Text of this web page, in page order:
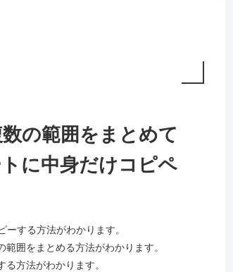
数の範囲をまとめて
に中身だけコピペ
ーする方法がわかります。
範囲をまとめる方法がわかります。
る方法がわかります。